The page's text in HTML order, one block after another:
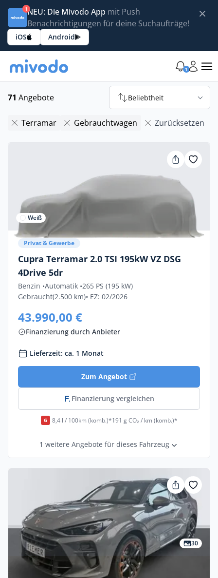
1NEU: Die Mivodo App mit Push
Benachrichtigungen für deine Suchaufträge!
iOS Android
1
71 Angebote Beliebtheit
Terramar Gebrauchtwagen Zurücksetzen
Weiß
Privat & Gewerbe
Cupra Terramar 2.0 TSI 195kW VZ DSG
4Drive 5dr
Benzin •Automatik •265 PS (195 kW)
Gebraucht(2.500 km)• EZ: 02/2026
43.990,00 €
Finanzierung durch Anbieter
Lieferzeit: ca. 1 Monat
Zum Angebot
Finanzierung vergleichen
G 8,4 l / 100km (komb.)*191 g CO₂ / km (komb.)*
1 weitere Angebote für dieses Fahrzeug
30
Privat & Gewerbe